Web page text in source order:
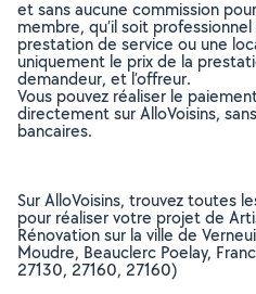
et sans aucune commission
membre, qu’il soit
prestation de service ou une
uniquement le prix de la
demandeur, et l’offreur.
Vous pouvez réaliser le
directement sur AlloVoisins,
bancaires.
Sur AlloVoisins, trouvez toutes
pour réaliser votre projet de
Rénovation sur la ville de
Moudre, Beauclerc Poelay,
27130, 27160, 27160)